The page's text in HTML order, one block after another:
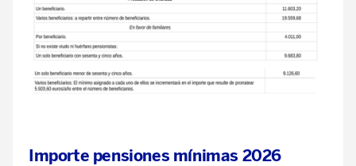
Importe pensiones mínimas 2026